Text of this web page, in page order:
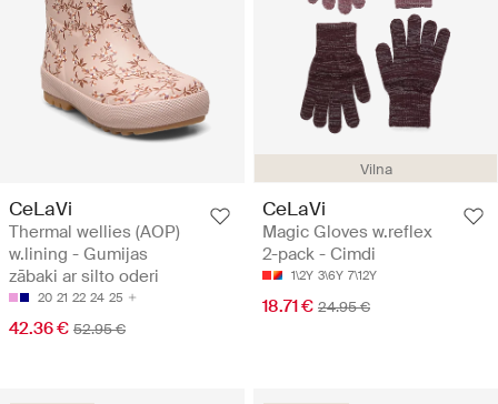
CeLaVi
Thermal wellies (AOP)
w.lining - Gumijas
zābaki ar silto oderi
20 21 22 24 25
42.36 € 52.95 €
Vilna
CeLaVi
Magic Gloves w.reflex
2-pack - Cimdi
1\2Y 3\6Y 7\12Y
18.71 € 24.95 €